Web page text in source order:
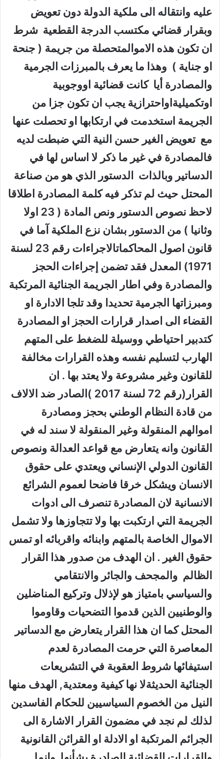
عليه وانتقاله الى ملكية الدولة دون تعويض
وبقرار قضائي مكتسب الدرجة القطعية شرط
ان تكون هذه الاموالمتحصلة من جريمة ( جنحة
او جناية ) وهذا ما يعرف بالمبرزات الجرمية
والمصادرة أيا كانت قضائية اووجوبية
اوتكميليةاواحترازية يجب ان تكون جزا من
الجريمة استخدمت في ارتكابها او تحصلت عنها
مع تعويض الغير حسن النية التي ضبطت لديه
فالمصادرة في غير ما ذكر لا اساس لها في
الدساتير وبالذات الدستور الذي هو من صناعة
المحتل حيث لم تذكر فيه كلمة المصادرة اطلاقا
لاحظ نصوص الدستور ونص المادة ( 23 اولا
وثانيا ) من الدستور بشان نزع الملكية آما في
قانون اصول المحاكماتالاجراءات رقم 23 لسنة
1971) المعدل فقد تضمن إجراءات الحجز
والمصادرة وفي اطار الجريمة الجنائية المرتكبة
ومبرزاتها الجرمية تحديدا وقد تلجا الادارة او
القضاء الى اصدار قرارات الحجز او المصادرة
كتدبير احتياطي ووسيلة للضغط على المتهم
الهارب لتسليم نفسه وهذه القرارات مخالفة
للقانون وغير مشروعة ولا يعتد بها . ان
القرار(رقم 72 لسنة 2017 )الصادر ضد الالاف
من قادة النظام الوطني بحجز ومصادرة
اموالهم المنقولة وغير المنقولة لا سند له في
القانون وانه يتعارض مع قواعد العدالة ونصوص
القانون الدولي الإنساني ويعتدي على حقوق
الانسان ويشكل خرقا فاضحا لعموم الشرائع
الانسانية لان المصادرة تنصرف الى ادوات
الجريمة التي ارتكبت بها ولا تتجاوزها ولا تشمل
الاموال الخاصة بالمتهم وابنائه واقربائه او تمس
حقوق الغير . ان الهدف من صدور هذا القرار
الظالم والمجحف والجائر والانتقامي
والسياسي بامتياز هو لإذلال وتركيع المناضلين
والوطنيين الذين قدموا التضحيات وقاوموا
المحتل كما ان هذا القرار يتعارض مع الدساتير
المعاصرة التي حرمت المصادرة لعدم
استيفائها شروط العقوبة في التشريعات
الجنائية الحديثةلا نها كيفية ومعتدية, الهدف منها
النيل من الخصوم السياسيين للحكام الفاسدين
لذلك لم نجد في مضمون القرار الاشارة الى
الجرائم المرتكبة او الادلة او القرائن القانونية